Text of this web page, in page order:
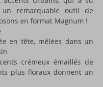
remarquable outil de
en format Magnum !
en tête, mêlées dans un
crémeux émaillés de
plus floraux donnent un